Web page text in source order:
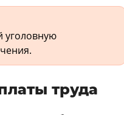
уголовную
труда